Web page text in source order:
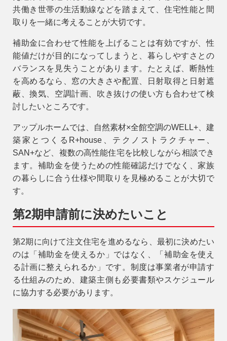
共働き世帯の生活動線などを踏まえて、住宅性能と間
取りを一緒に考えることが大切です。
補助金に合わせて性能を上げることは有効ですが、性
能値だけが目的になってしまうと、暮らしやすさとの
バランスを見失うことがあります。たとえば、断熱性
を高めるなら、窓の大きさや配置、日射取得と日射遮
蔽、換気、空調計画、吹き抜けの使い方も合わせて検
討したいところです。
アップルホームでは、自然素材×全館空調のWELL+、建
築家とつくるR+house、テクノストラクチャー、
SAN+など、複数の高性能住宅を比較しながら相談でき
ます。補助金を使うための性能確認だけでなく、家族
の暮らしに合う仕様や間取りを見極めることが大切で
す。
第2期申請前に決めたいこと
第2期に向けて注文住宅を進めるなら、最初に決めたい
のは「補助金を使えるか」ではなく、「補助金を使え
る計画に整えられるか」です。制度は事業者が申請す
る仕組みのため、建築主側も必要書類やスケジュール
に協力する必要があります。
営業時間 9時〜18時
（定休／水曜日）
注文住宅
0120-70-1212
リフォーム
0120-37-7611